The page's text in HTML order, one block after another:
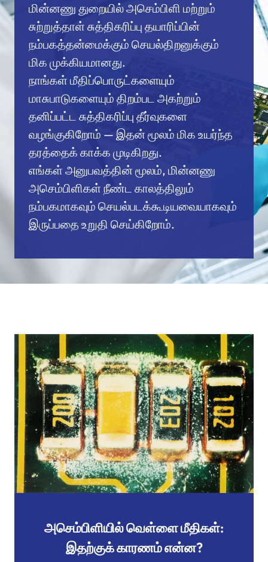
மின்னணு துறையில் அசெம்பிளி மற்றும்
சுற்றுத்தாள் சுத்திகரிப்பு தயாரிப்பின்
நம்பகத்தன்மைக்கும் செயல்திறனுக்கும்
மிக முக்கியமானது.
நாங்கள் மீதிப்பொருட்களையும்
மாசுபாடுகளையும் திறம்பட அகற்றும்
தனிப்பட்ட சுத்திகரிப்பு தீர்வுகளை
வழங்குகிறோம் — இதன் மூலம் மிக உயர்ந்த
தரத்தைக் காக்க முடிகிறது.
எங்கள் அனுபவத்தின் மூலம், மின்னணு
அசெம்பிளிகள் நீண்ட காலத்திலும்
நம்பகமாகவும் செயல்படக்கூடியவையாகவும்
இருப்பதை உறுதி செய்கிறோம்.
அசெம்பிளியில் வெள்ளை மீதிகள்:
இதற்குக் காரணம் என்ன?